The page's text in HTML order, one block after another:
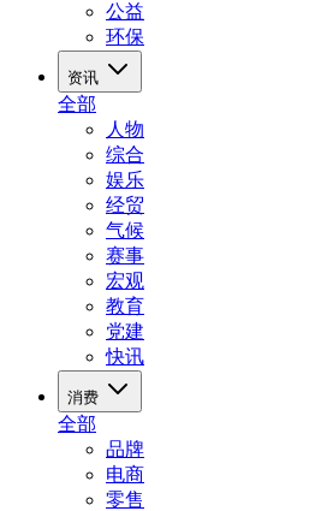
公益
环保
资讯
全部
人物
综合
娱乐
经贸
气候
赛事
宏观
教育
党建
快讯
消费
全部
品牌
电商
零售